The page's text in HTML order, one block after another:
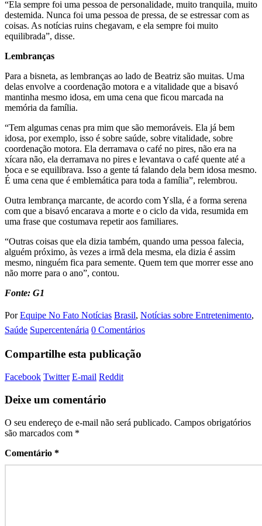
“Ela sempre foi uma pessoa de personalidade, muito tranquila, muito
destemida. Nunca foi uma pessoa de pressa, de se estressar com as
coisas. As notícias ruins chegavam, e ela sempre foi muito
equilibrada”, disse.
Lembranças
Para a bisneta, as lembranças ao lado de Beatriz são muitas. Uma
delas envolve a coordenação motora e a vitalidade que a bisavó
mantinha mesmo idosa, em uma cena que ficou marcada na
memória da família.
“Tem algumas cenas pra mim que são memoráveis. Ela já bem
idosa, por exemplo, isso é sobre saúde, sobre vitalidade, sobre
coordenação motora. Ela derramava o café no pires, não era na
xícara não, ela derramava no pires e levantava o café quente até a
boca e se equilibrava. Isso a gente tá falando dela bem idosa mesmo.
É uma cena que é emblemática para toda a família”, relembrou.
Outra lembrança marcante, de acordo com Yslla, é a forma serena
com que a bisavó encarava a morte e o ciclo da vida, resumida em
uma frase que costumava repetir aos familiares.
“Outras coisas que ela dizia também, quando uma pessoa falecia,
alguém próximo, às vezes a irmã dela mesma, ela dizia é assim
mesmo, ninguém fica para semente. Quem tem que morrer esse ano
não morre para o ano”, contou.
Fonte: G1
Por Equipe No Fato Notícias Brasil, Notícias sobre Entretenimento,
Saúde Supercentenária 0 Comentários
Compartilhe esta publicação
Facebook Twitter E-mail Reddit
Deixe um comentário
O seu endereço de e-mail não será publicado. Campos obrigatórios
são marcados com *
Comentário *